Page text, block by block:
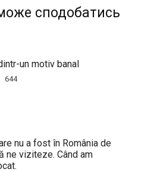
сподобатись
un motiv banal
644
nu a fost în România de
ne viziteze. Când am